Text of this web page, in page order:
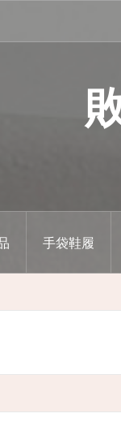
手袋鞋履